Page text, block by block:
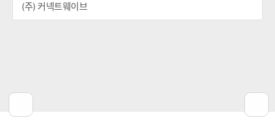
(주) 커넥트웨이브